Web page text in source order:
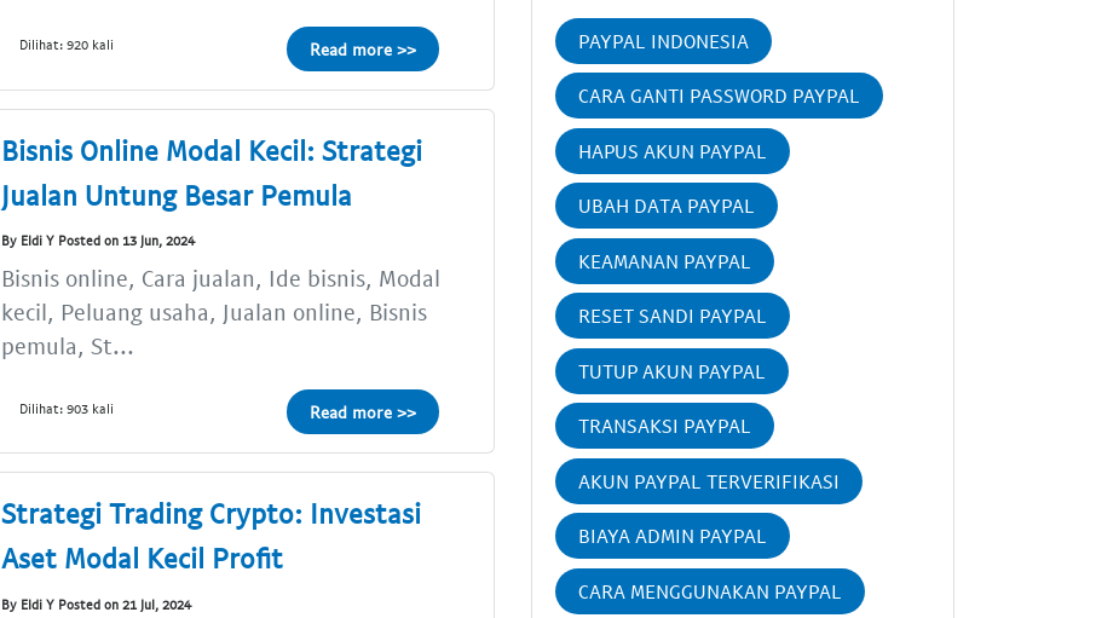
Dilihat: 920 kali Read more >>
Bisnis Online Modal Kecil: Strategi
Jualan Untung Besar Pemula
By Eldi Y Posted on 13 Jun, 2024
Bisnis online, Cara jualan, Ide bisnis, Modal
kecil, Peluang usaha, Jualan online, Bisnis
pemula, St...
Dilihat: 903 kali Read more >>
Strategi Trading Crypto: Investasi
Aset Modal Kecil Profit
By Eldi Y Posted on 21 Jul, 2024
PAYPAL INDONESIA
CARA GANTI PASSWORD PAYPAL
HAPUS AKUN PAYPAL
UBAH DATA PAYPAL
KEAMANAN PAYPAL
RESET SANDI PAYPAL
TUTUP AKUN PAYPAL
TRANSAKSI PAYPAL
AKUN PAYPAL TERVERIFIKASI
BIAYA ADMIN PAYPAL
CARA MENGGUNAKAN PAYPAL